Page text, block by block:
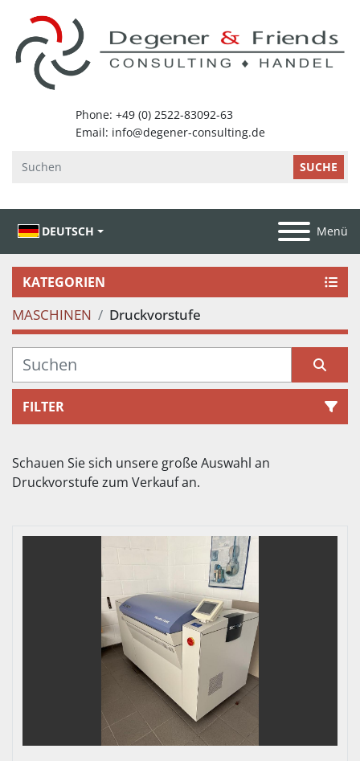
SUCHE
DEUTSCH Menü
KATEGORIEN
MASCHINEN Druckvorstufe
FILTER
Sortieren nach
Druckvorstufe zum Verkauf an.